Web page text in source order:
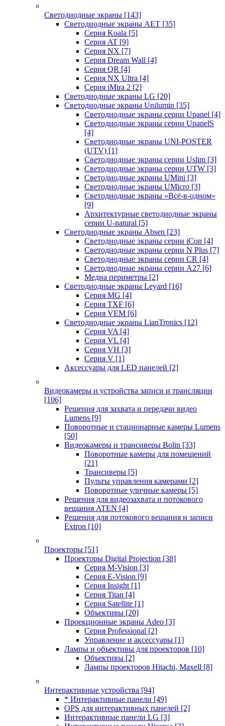
Светодиодные экраны [143]
Светодиодные экраны AET [35]
Cерия Koala [5]
Серия AT [9]
Серия NX [7]
Серия Dream Wall [4]
Серия QR [4]
Серия NX Ultra [4]
Серия iMira 2 [2]
Светодиодные экраны LG [20]
Светодиодные экраны Unilumin [35]
Светодиодные экраны серии Upanel [4]
Светодиодные экраны серии UpanelS
[4]
Светодиодные экраны UNI-POSTER
(UTV) [1]
Светодиодные экраны серии Uslim [3]
Светодиодные экраны серии UTW [3]
Светодиодные экраны UMini [3]
Светодиодные экраны UMicro [3]
Светодиодные экраны «Всё-в-одном»
[9]
Архитектурные светодиодные экраны
серии U-natural [5]
Светодиодные экраны Absen [23]
Светодиодные экраны серии iCon [4]
Светодиодные экраны серии N Plus [7]
Светодиодные экраны серии CR [4]
Светодиодные экраны серии А27 [6]
Медиа периметры [2]
Светодиодные экраны Leyard [16]
Серия MG [4]
Серия TXF [6]
Серия VEM [6]
Светодиодные экраны LianTronics [12]
Серия VA [4]
Серия VL [4]
Серия VH [3]
Серия V [1]
Аксессуары для LED панелей [2]
Видеокамеры и устройства записи и трансляции
[106]
Решения для захвата и передачи видео
Lumens [9]
Поворотные и стационарные камеры Lumens
[50]
Видеокамеры и трансиверы Bolin [33]
Поворотные камеры для помещений
[21]
Трансиверы [5]
Пульты управления камерами [2]
Поворотные уличные камеры [5]
Решения для видеозахвата и потокового
вещания ATEN [4]
Решения для потокового вещания и записи
Extron [10]
Проекторы [51]
Проекторы Digital Projection [38]
Серия M-Vision [3]
Серия E-Vision [9]
Серия Insight [1]
Серия Titan [4]
Серия Satellite [1]
Объективы [20]
Проекционные экраны Adeo [3]
Серия Professional [2]
Управление и аксессуары [1]
Лампы и объективы для проекторов [10]
Объективы [2]
Лампы проекторов Hitachi, Maxell [8]
Интерактивные устройства [94]
* Интерактивные панели [49]
OPS для интерактивных панелей [2]
Интерактивные панели LG [3]